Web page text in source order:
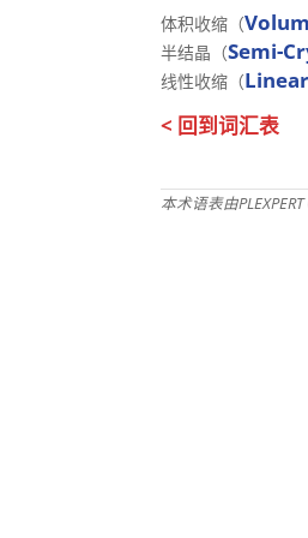
体积收缩（
半结晶（Semi-
线性收缩（
< 回到词汇表
本术语表由